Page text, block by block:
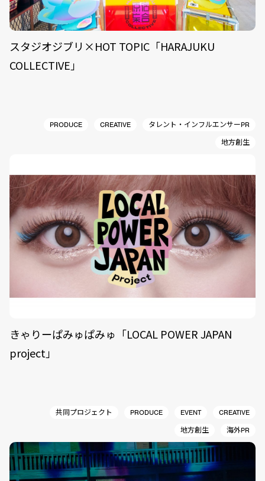
スタジオジブリ×HOT TOPIC「HARAJUKU
COLLECTIVE」
PRODUCE CREATIVE
タレント・インフルエンサーPR
地方創生
きゃりーぱみゅぱみゅ「LOCAL POWER JAPAN
project」
共同プロジェクト PRODUCE EVENT
CREATIVE
地方創生
海外PR